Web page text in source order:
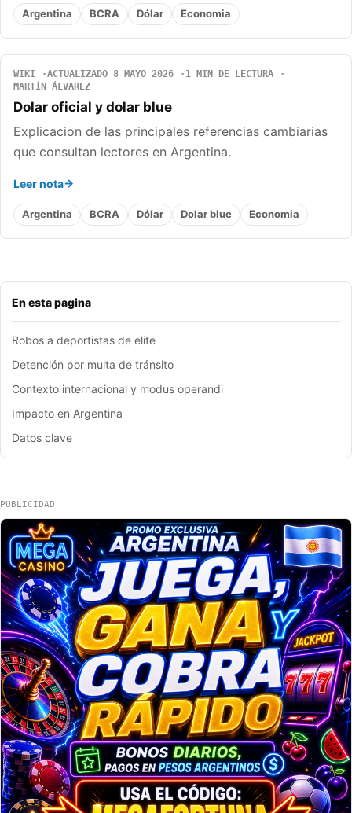
En esta pagina
Robos a deportistas de elite
Detención por multa de tránsito
Contexto internacional y modus operandi
Impacto en Argentina
Datos clave
Argentina BCRA Dólar Economia
WIKI ACTUALIZADO 8 MAYO 2026
1 MIN DE LECTURA
MARTÍN ÁLVAREZ
Dolar oficial y dolar blue
Explicacion de las principales referencias cambiarias
que consultan lectores en Argentina.
Leer nota
Argentina BCRA Dólar Dolar blue Economia
PUBLICIDAD